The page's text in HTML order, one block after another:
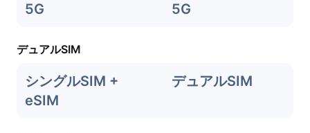
5G 5G
デュアルSIM
シングルSIM +
eSIM
デュアルSIM